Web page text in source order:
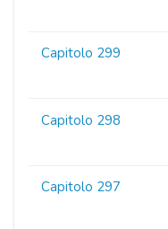
Capitolo 299
Capitolo 298
Capitolo 297